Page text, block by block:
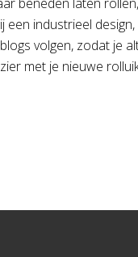
industrieel
volgen, zodat je
met je nieuwe